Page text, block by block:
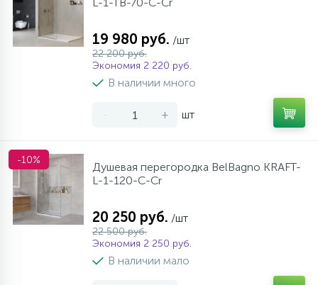
19 980 руб. /шт
22 200 руб.
Экономия 2 220 руб.
В наличии много
- + шт
-10%
Душевая перегородка BelBagno KRAFT-
L-1-120-C-Cr
20 250 руб. /шт
22 500 руб.
Экономия 2 250 руб.
В наличии мало